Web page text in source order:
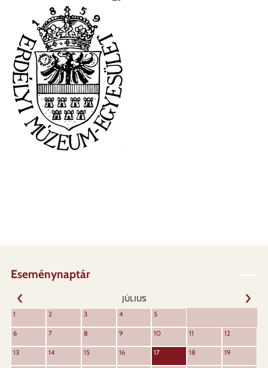
Eseménynaptár
ELŐZŐ
JÚLIUS
1 2 3 4 5
6 7 8 9 10 11 12
13 14 15 16 17 18 19